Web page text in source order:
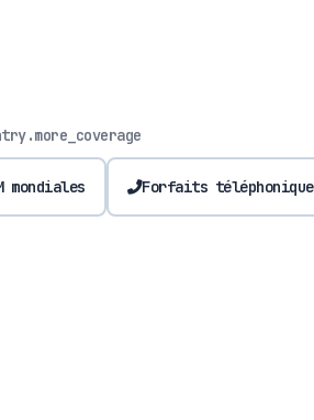
mondiales Forfaits